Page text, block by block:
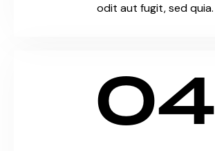
odit aut fugit, sed quia.
04